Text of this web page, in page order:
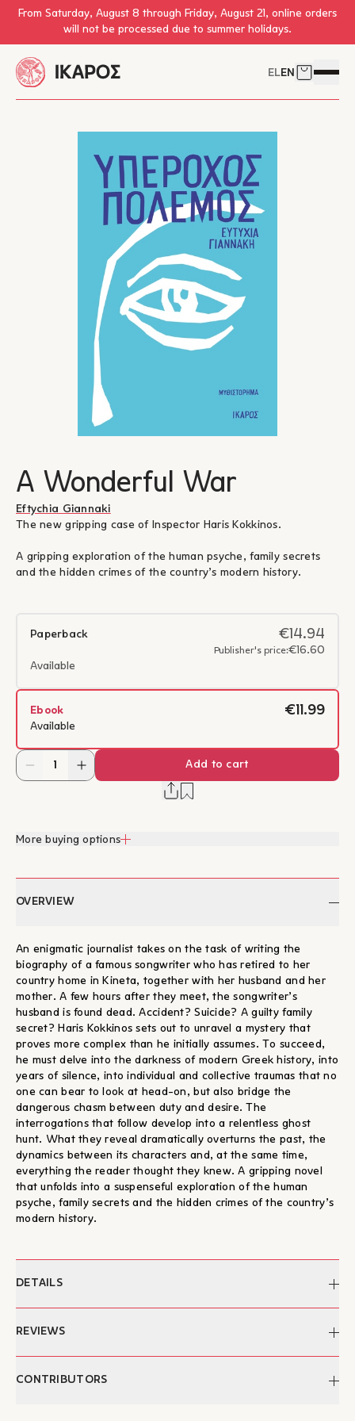
Skip to main content
From Saturday, August 8 through Friday, August 21, online orders
will not be processed due to summer holidays.
ELEN Cart
Open
A Wonderful War
Eftychia Giannaki
The new gripping case of Inspector Haris Kokkinos.
A gripping exploration of the human psyche, family secrets
and the hidden crimes of the country’s modern history.
Paperback €14.94
Publisher's price:€16.60
Available
Ebook €11.99
Available
Add to cart
More buying options
OVERVIEW
An enigmatic journalist takes on the task of writing the
biography of a famous songwriter who has retired to her
country home in Kineta, together with her husband and her
mother. A few hours after they meet, the songwriter’s
husband is found dead. Accident? Suicide? A guilty family
secret? Haris Kokkinos sets out to unravel a mystery that
proves more complex than he initially assumes. To succeed,
he must delve into the darkness of modern Greek history, into
years of silence, into individual and collective traumas that no
one can bear to look at head-on, but also bridge the
dangerous chasm between duty and desire. The
interrogations that follow develop into a relentless ghost
hunt. What they reveal dramatically overturns the past, the
dynamics between its characters and, at the same time,
everything the reader thought they knew. A gripping novel
that unfolds into a suspenseful exploration of the human
psyche, family secrets and the hidden crimes of the country’s
modern history.
DETAILS
Author:
Date of publication:
REVIEWS
"Το νέο βιβλίο της Ευτυχίας Γιαννάκη (άραγε το πρώτο μιας
CONTRIBUTORS